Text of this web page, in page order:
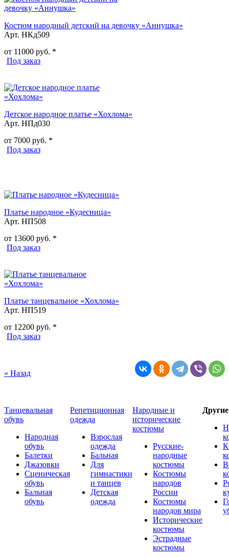
Костюм народный детский на девочку «Аннушка»
Арт. НКд509
от 11000 руб. *
Под заказ
Детское народное платье «Хохлома»
Арт. НПд030
от 7000 руб. *
Под заказ
Платье народное «Кудесница»
Арт. НП508
от 13600 руб. *
Под заказ
Платье танцевальное «Хохлома»
Арт. НП519
от 12200 руб. *
Под заказ
« Назад
Танцевальная
обувь
Народная
обувь
Балетки
Джазовки
Сценическая
обувь
Бальная
обувь
Репетиционная
одежда
Взрослая
одежда
Бальная
Для
гимнастики
и танцев
Детская
одежда
Народные и
исторические
костюмы
Русские-
народные
костюмы
Костюмы
народов
России
Костюмы
народов мира
Исторические
костюмы
Эстрадные
костюмы